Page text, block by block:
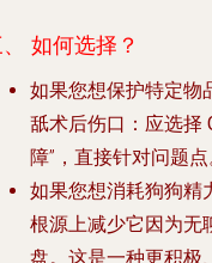
如何选择？
如果您想保护特定物
舐术后伤口 ：应选择
障”，直接针对问题点
如果您想消耗狗狗精
根源上减少它因为无
盘。这是一种更积极